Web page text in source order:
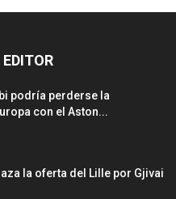
podría perderse la
con el Aston...
la oferta del Lille por Gjivai